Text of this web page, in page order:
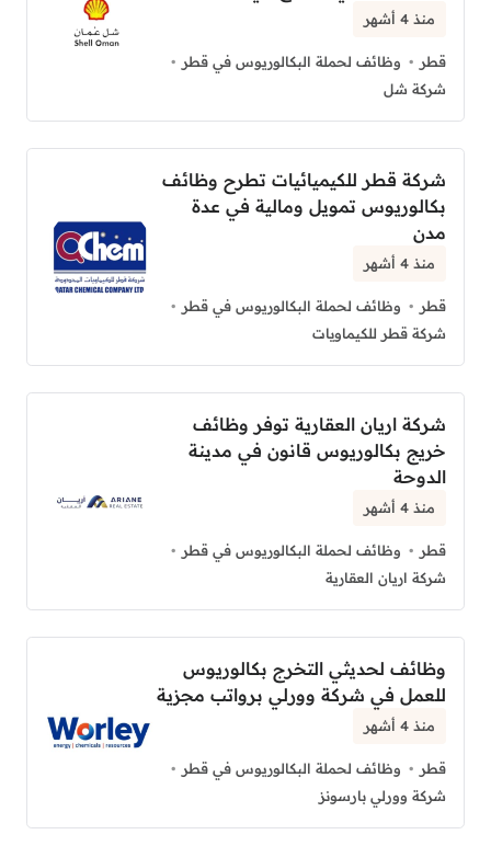
منذ 4 أشهر
قطر
وظائف لحملة البكالوريوس في قطر
شركة شل
شركة قطر للكيميائيات تطرح وظائف
بكالوريوس تمويل ومالية في عدة
مدن
منذ 4 أشهر
قطر
وظائف لحملة البكالوريوس في قطر
شركة قطر للكيماويات
شركة اريان العقارية توفر وظائف
خريج بكالوريوس قانون في مدينة
الدوحة
منذ 4 أشهر
قطر
وظائف لحملة البكالوريوس في قطر
شركة اريان العقارية
وظائف لحديثي التخرج بكالوريوس
للعمل في شركة وورلي برواتب مجزية
منذ 4 أشهر
قطر
وظائف لحملة البكالوريوس في قطر
شركة وورلي بارسونز